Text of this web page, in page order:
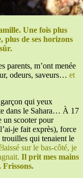
Une fois plus
plus de ses horizons
parents, m’ont menée
odeurs, saveurs… et
qui yeux
dans le Sahara… À 17
un scooter pour
je fait exprès), force
trouilles qui tenaient le
sur le bas-côté, je
Il prit mes mains
Frissons.